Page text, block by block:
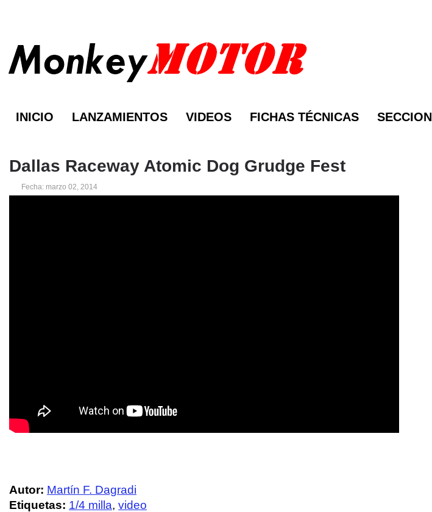
INICIO LANZAMIENTOS VIDEOS FICHAS TÉCNICAS
Dallas Raceway Atomic Dog Grudge Fest
Fecha: marzo 02, 2014
Autor: Martín F. Dagradi
Etiquetas: 1/4 milla, video